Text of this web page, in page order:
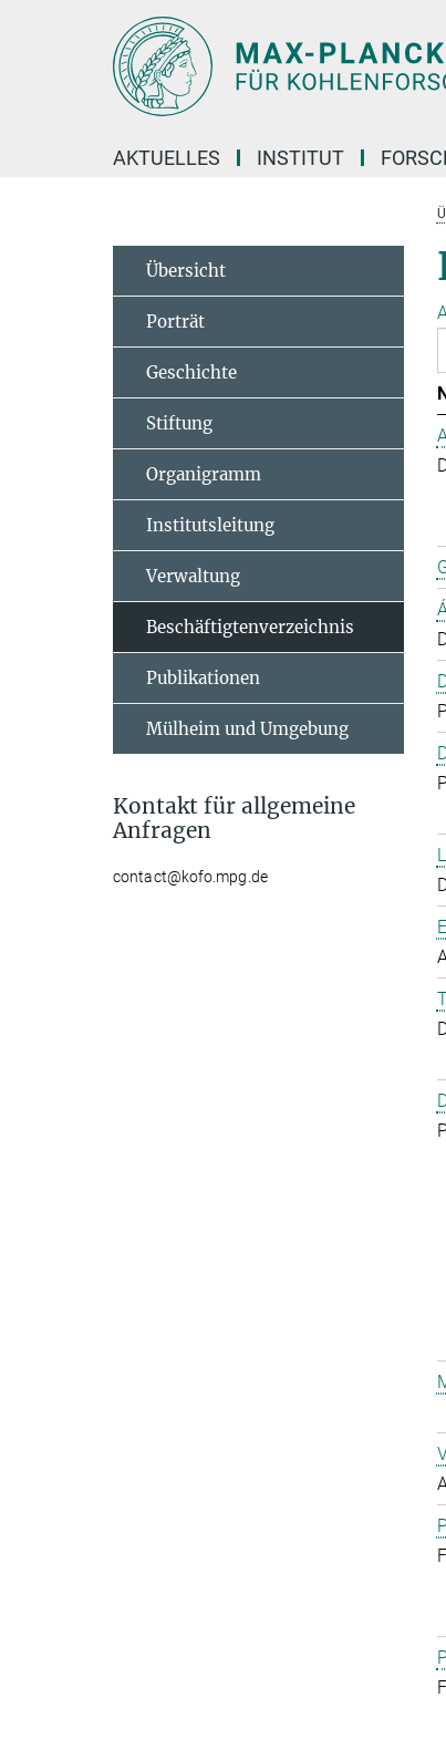
AKTUELLES INSTITUT
Übersicht
Porträt
Geschichte
Stiftung
Organigramm
Institutsleitung
Verwaltung
Beschäftigtenverzeichnis
Publikationen
Mülheim und Umgebung
Kontakt für allgemeine
Anfragen
contact@kofo.mpg.de